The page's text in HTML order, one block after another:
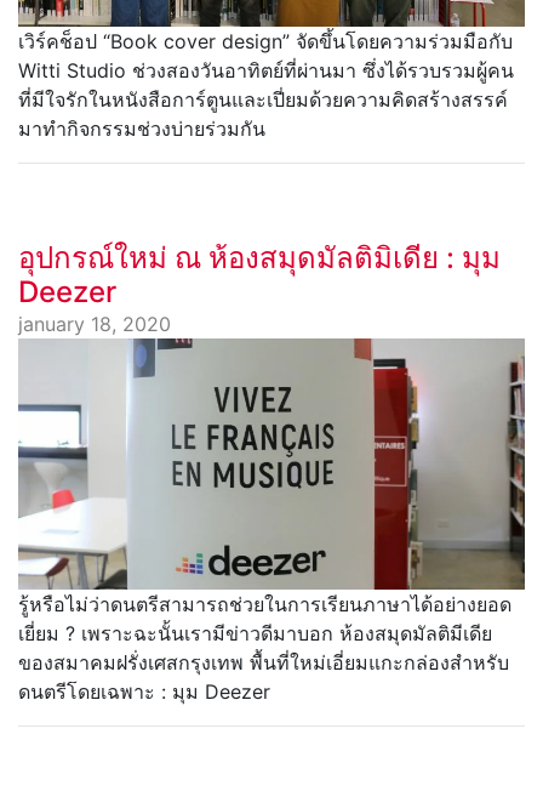
เวิร์คช็อป “Book cover design” จัดขึ้นโดยความร่วมมือกับ
Witti Studio ช่วงสองวันอาทิตย์ที่ผ่านมา ซึ่งได้รวบรวมผู้คน
ที่มีใจรักในหนังสือการ์ตูนและเปี่ยมด้วยความคิดสร้างสรรค์
มาทำกิจกรรมช่วงบ่ายร่วมกัน
อุปกรณ์ใหม่ ณ ห้องสมุดมัลติมิเดีย : มุม
Deezer
january 18, 2020
รู้หรือไม่ว่าดนตรีสามารถช่วยในการเรียนภาษา​ได้อย่างยอด
เยี่ยม ​? เพราะฉะนั้น​เรามีข่าวดีมาบอก ห้องสมุด​มัลติมีเดีย​
ของสมาคม​ฝรั่งเศส​กรุงเทพ​ พื้นที่​ใหม่เอี่ยม​แกะ​กล่อง​สำหรับ
ดนตรี​โดย​เฉพาะ​ : มุม​ Deezer